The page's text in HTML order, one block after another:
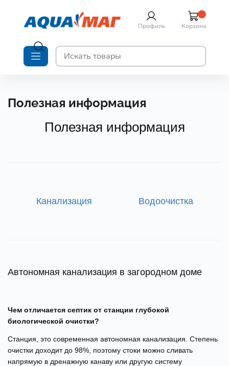
Профиль Корзина
Полезная информация
Полезная информация
Канализация Водоочистка
Автономная канализация в загородном доме
Чем отличается септик от станции глубокой
биологической очистки?
Станция, это современная автономная канализация. Степень
очистки доходит до 98%, поэтому стоки можно сливать
напрямую в дренажную канаву или другую систему